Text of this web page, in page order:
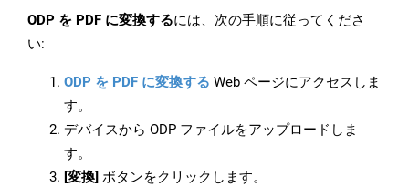
ODP を PDF に変換するには、次の手順に従ってくださ
い:
ODP を PDF に変換する Web ページにアクセスしま
す。
デバイスから ODP ファイルをアップロードしま
す。
[変換] ボタンをクリックします。